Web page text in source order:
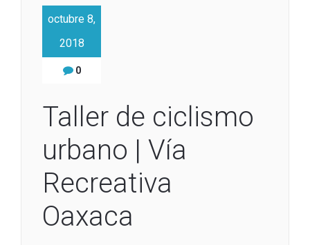
octubre 8,
2018
0
Taller de ciclismo
urbano | Vía
Recreativa
Oaxaca